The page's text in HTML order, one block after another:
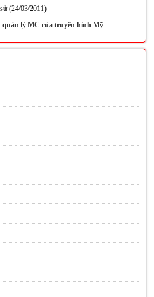
(24/03/2011)
lý MC của truyền hình Mỹ